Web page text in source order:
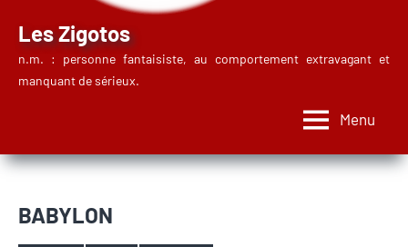
Les Zigotos
n.m. : personne fantaisiste, au comportement extravagant et
manquant de sérieux.
Menu
BABYLON